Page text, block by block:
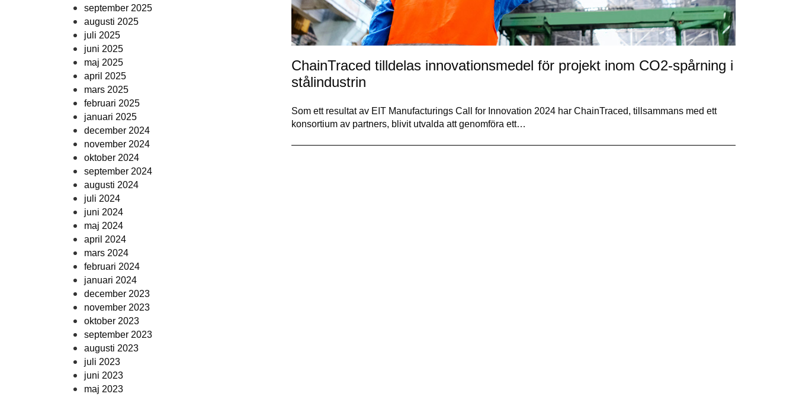
september 2025
augusti 2025
juli 2025
juni 2025
maj 2025
april 2025
mars 2025
februari 2025
januari 2025
december 2024
november 2024
oktober 2024
september 2024
augusti 2024
juli 2024
juni 2024
maj 2024
april 2024
mars 2024
februari 2024
januari 2024
december 2023
november 2023
oktober 2023
september 2023
augusti 2023
juli 2023
juni 2023
maj 2023
ChainTraced tilldelas innovationsmedel för projekt inom CO2-spårning i
stålindustrin
Som ett resultat av EIT Manufacturings Call for Innovation 2024 har ChainTraced, tillsammans med ett
konsortium av partners, blivit utvalda att genomföra ett…